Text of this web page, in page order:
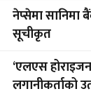
नेप्सेमा सानिमा
सूचीकृत
‘एलएस